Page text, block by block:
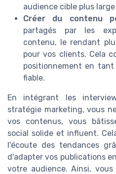
audience cible plus
Créer du contenu
partagés par les
contenu, le rendant
pour vos clients. Cela
positionnement en
fiable.
En intégrant les
stratégie marketing, vous
vos contenus, vous
social solide et influent.
l'écoute des tendances
d'adapter vos publications
votre audience. Ainsi,